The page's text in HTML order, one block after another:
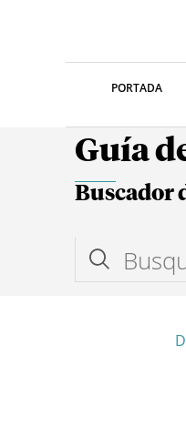
PORTADA
Guía
Buscador